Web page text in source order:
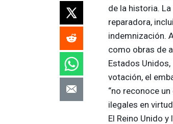
de la historia.
reparadora,
indemnización.
como obras de
Estados
votación, el
“no reconoce
ilegales en
El Reino Unido